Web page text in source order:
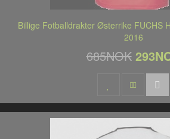
Billige Fotballdrakter Østerrike FUCHS
2016
685NOK